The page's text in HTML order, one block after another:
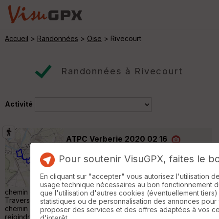
Accueil > Randonnées > Oise > Rivecourt
Randonnées à Rivecourt
Activité
ATPC Verberie 2020 02 16
Randonnée Pédestre 12 km 170 m
S'engager dans la rue des Remparts, puis à
droite la D932A et ensuite à gauche le
chemin de Cappy et en prolongement la rue de l'Egalité.
Traverse St Vast de Longmont et se diriger vers Saintines par le
chemin de la plaine. Traverser une partie de Saintines et
rejoindre la Vigne du Seigneur par la rue Maurice Thorez.
Pour soutenir VisuGPX, faites le
En cliquant sur "accepter" vous autorisez l'utilisation
usage technique nécessaires au bon fonctionnement
que l'utilisation d'autres cookies (éventuellement
statistiques ou de personnalisation des annonces pour
proposer des services et des offres adaptées à vos